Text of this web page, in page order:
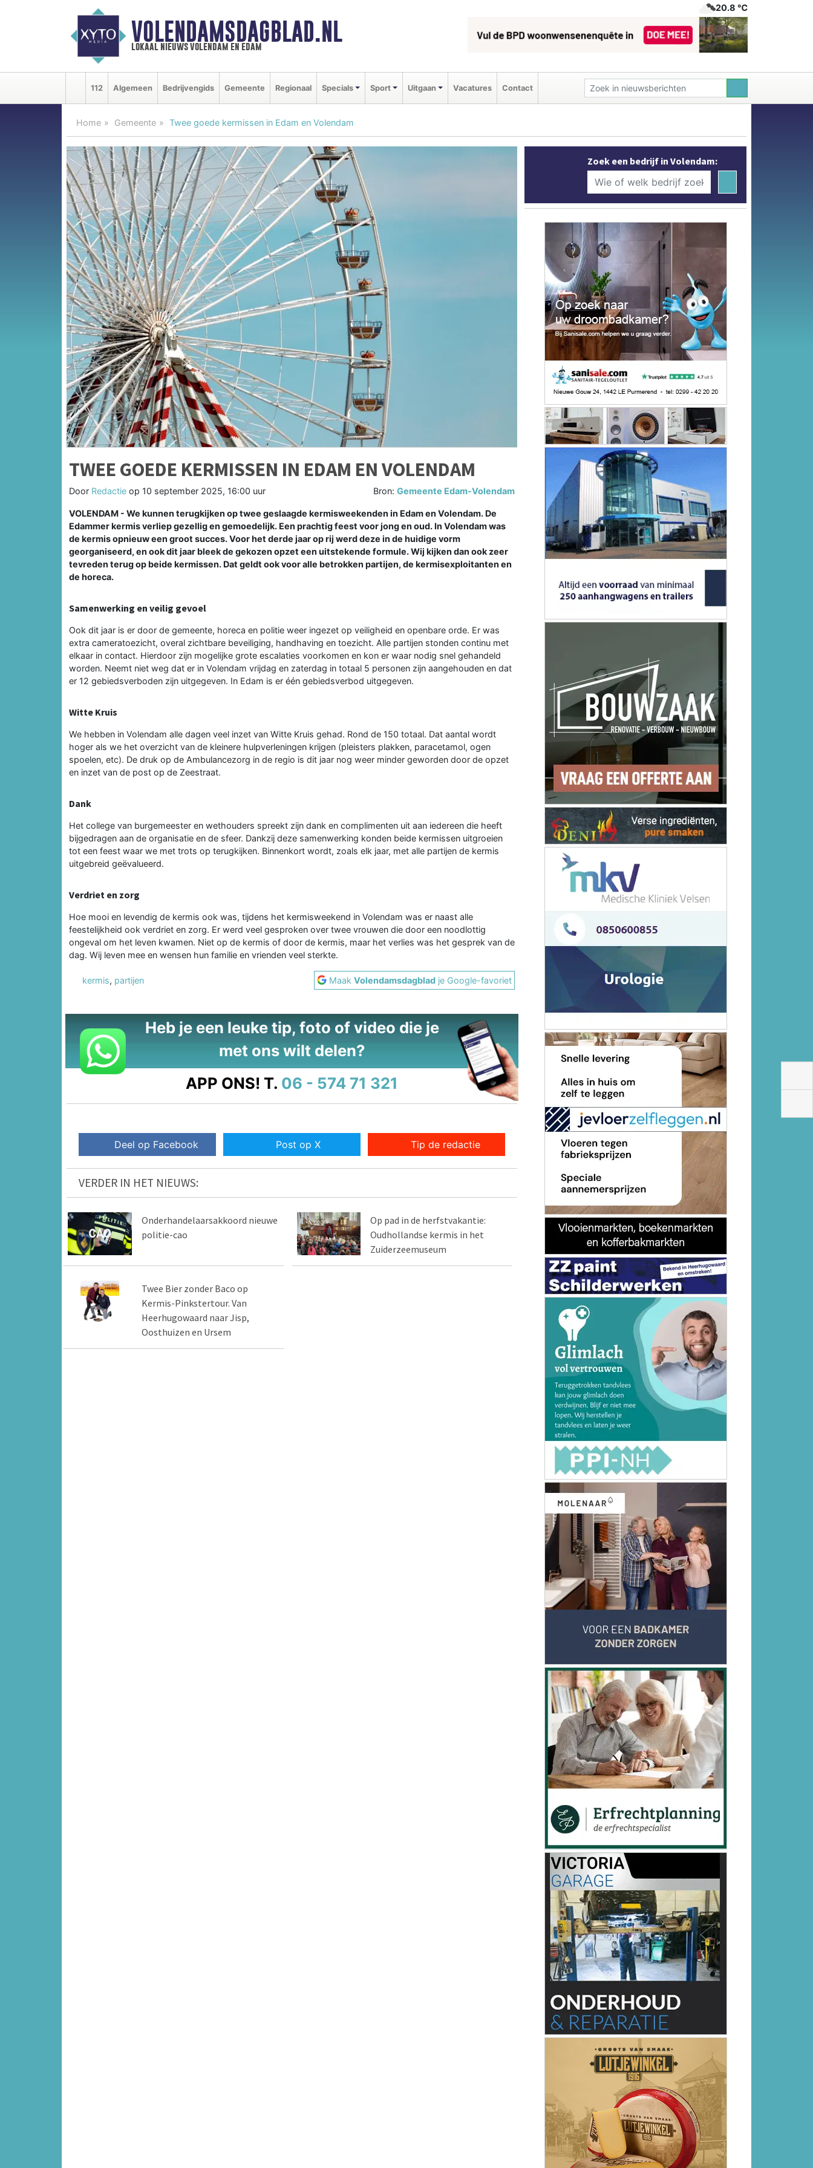
VOLENDAMSDAGBLAD.NL
lokaal nieuws volendam en edam
20.8 ℃
112 Algemeen Bedrijvengids Gemeente Regionaal Specials Sport Uitgaan Vacatures Contact
Home Gemeente Twee goede kermissen in Edam en Volendam
TWEE GOEDE KERMISSEN IN EDAM EN VOLENDAM
Door Redactie op 10 september 2025, 16:00 uur Bron:Gemeente Edam-Volendam
VOLENDAM - We kunnen terugkijken op twee geslaagde kermisweekenden in Edam en Volendam. De
Edammer kermis verliep gezellig en gemoedelijk. Een prachtig feest voor jong en oud. In Volendam was
de kermis opnieuw een groot succes. Voor het derde jaar op rij werd deze in de huidige vorm
georganiseerd, en ook dit jaar bleek de gekozen opzet een uitstekende formule. Wij kijken dan ook zeer
tevreden terug op beide kermissen. Dat geldt ook voor alle betrokken partijen, de kermisexploitanten en
de horeca.
Samenwerking en veilig gevoel
Ook dit jaar is er door de gemeente, horeca en politie weer ingezet op veiligheid en openbare orde. Er was
extra cameratoezicht, overal zichtbare beveiliging, handhaving en toezicht. Alle partijen stonden continu met
elkaar in contact. Hierdoor zijn mogelijke grote escalaties voorkomen en kon er waar nodig snel gehandeld
worden. Neemt niet weg dat er in Volendam vrijdag en zaterdag in totaal 5 personen zijn aangehouden en dat
er 12 gebiedsverboden zijn uitgegeven. In Edam is er één gebiedsverbod uitgegeven.
Witte Kruis
We hebben in Volendam alle dagen veel inzet van Witte Kruis gehad. Rond de 150 totaal. Dat aantal wordt
hoger als we het overzicht van de kleinere hulpverleningen krijgen (pleisters plakken, paracetamol, ogen
spoelen, etc). De druk op de Ambulancezorg in de regio is dit jaar nog weer minder geworden door de opzet
en inzet van de post op de Zeestraat.
Dank
Het college van burgemeester en wethouders spreekt zijn dank en complimenten uit aan iedereen die heeft
bijgedragen aan de organisatie en de sfeer. Dankzij deze samenwerking konden beide kermissen uitgroeien
tot een feest waar we met trots op terugkijken. Binnenkort wordt, zoals elk jaar, met alle partijen de kermis
uitgebreid geëvalueerd.
Verdriet en zorg
Hoe mooi en levendig de kermis ook was, tijdens het kermisweekend in Volendam was er naast alle
feestelijkheid ook verdriet en zorg. Er werd veel gesproken over twee vrouwen die door een noodlottig
ongeval om het leven kwamen. Niet op de kermis of door de kermis, maar het verlies was het gesprek van de
dag. Wij leven mee en wensen hun familie en vrienden veel sterkte.
kermis, partijen MaakVolendamsdagblad je Google-favoriet
Heb je een leuke tip, foto of video die je
met ons wilt delen?
APP ONS! T. 06 - 574 71 321
Deel op Facebook Post op X Tip de redactie
VERDER IN HET NIEUWS:
Onderhandelaarsakkoord nieuwe
politie-cao
Op pad in de herfstvakantie:
Oudhollandse kermis in het
Zuiderzeemuseum
Twee Bier zonder Baco op
Kermis-Pinkstertour. Van
Heerhugowaard naar Jisp,
Oosthuizen en Ursem
Zoek een bedrijf in Volendam: